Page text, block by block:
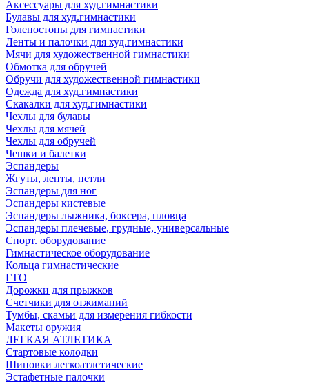
Аксессуары для худ.гимнастики
Булавы для худ.гимнастики
Голеностопы для гимнастики
Ленты и палочки для худ.гимнастики
Мячи для художественной гимнастики
Обмотка для обручей
Обручи для художественной гимнастики
Одежда для худ.гимнастики
Скакалки для худ.гимнастики
Чехлы для булавы
Чехлы для мячей
Чехлы для обручей
Чешки и балетки
Эспандеры
Жгуты, ленты, петли
Эспандеры для ног
Эспандеры кистевые
Эспандеры лыжника, боксера, пловца
Эспандеры плечевые, грудные, универсальные
Спорт. оборудование
Гимнастическое оборудование
Кольца гимнастические
ГТО
Дорожки для прыжков
Счетчики для отжиманий
Тумбы, скамьи для измерения гибкости
Макеты оружия
ЛЕГКАЯ АТЛЕТИКА
Стартовые колодки
Шиповки легкоатлетические
Эстафетные палочки